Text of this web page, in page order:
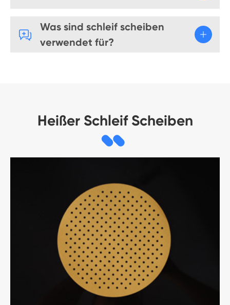

Was sind schleif scheiben
verwendet für?
Heißer Schleif Scheiben